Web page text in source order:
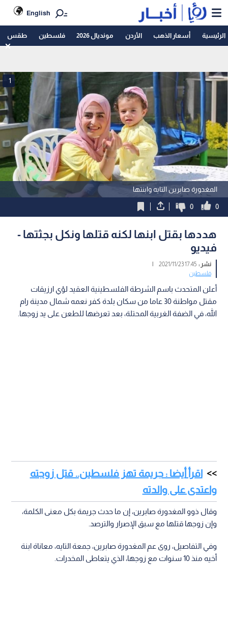
English
الرئيسية أسعار الذهب الأردن مونديال 2026 فلسطين طقس
المغدورة صابرين التايه وابنتها
1
0
0
هددها بقتل ابنها لكنه قتلها ونكل بجثتها -
فيديو
نشر :17:45 2021/11/23
|
فلسطين
أعلن المتحدث باسم الشرطة الفلسطينية العقيد لؤي ارزيقات
مقتل مواطنة 30 عاما من سكان بلدة كفر نعمه شمال مدينة رام
الله، في الضفة الغربية المحتلة، بعد تعرضها للطعن على يد زوجها.
اقرأ أيضا : جريمة تهز فلسطين.. قتل زوجته
واعتدى على والدته
وقال ذوو المغدورة صابرين، إن ما حدث جريمة بكل معنى الكلمة،
وإن زوجها قتلها مع سبق الإصرار والترصد.
وفي التفاصيل، روى عم المغدورة صابرين، جمعة التايه، معاناة ابنة
أخيه منذ 10 سنوات مع زوجها، الذي يتعاطى المخدرات.